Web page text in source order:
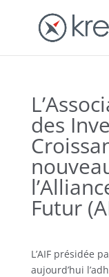
des
Futur
L’AIF présidée
aujourd’hui